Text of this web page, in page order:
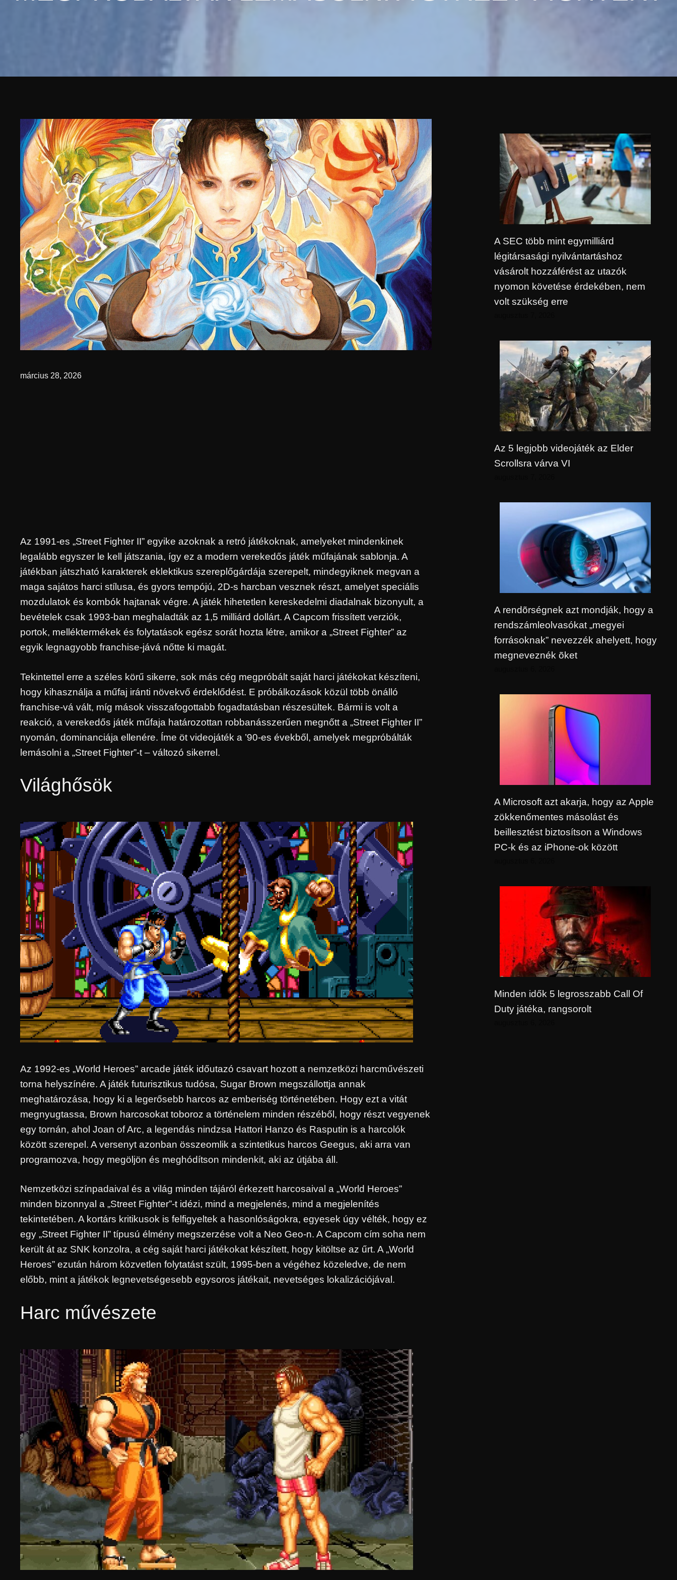
március 28, 2026
Az 1991-es „Street Fighter II” egyike azoknak a retró játékoknak, amelyeket mindenkinek
legalább egyszer le kell játszania, így ez a modern verekedős játék műfajának sablonja. A
játékban játszható karakterek eklektikus szereplőgárdája szerepelt, mindegyiknek megvan a
maga sajátos harci stílusa, és gyors tempójú, 2D-s harcban vesznek részt, amelyet speciális
mozdulatok és kombók hajtanak végre. A játék hihetetlen kereskedelmi diadalnak bizonyult, a
bevételek csak 1993-ban meghaladták az 1,5 milliárd dollárt. A Capcom frissített verziók,
portok, melléktermékek és folytatások egész sorát hozta létre, amikor a „Street Fighter” az
egyik legnagyobb franchise-jává nőtte ki magát.
Tekintettel erre a széles körű sikerre, sok más cég megpróbált saját harci játékokat készíteni,
hogy kihasználja a műfaj iránti növekvő érdeklődést. E próbálkozások közül több önálló
franchise-vá vált, míg mások visszafogottabb fogadtatásban részesültek. Bármi is volt a
reakció, a verekedős játék műfaja határozottan robbanásszerűen megnőtt a „Street Fighter II”
nyomán, dominanciája ellenére. Íme öt videojáték a ’90-es évekből, amelyek megpróbálták
lemásolni a „Street Fighter”-t – változó sikerrel.
Világhősök
Az 1992-es „World Heroes” arcade játék időutazó csavart hozott a nemzetközi harcművészeti
torna helyszínére. A játék futurisztikus tudósa, Sugar Brown megszállottja annak
meghatározása, hogy ki a legerősebb harcos az emberiség történetében. Hogy ezt a vitát
megnyugtassa, Brown harcosokat toboroz a történelem minden részéből, hogy részt vegyenek
egy tornán, ahol Joan of Arc, a legendás nindzsa Hattori Hanzo és Rasputin is a harcolók
között szerepel. A versenyt azonban összeomlik a szintetikus harcos Geegus, aki arra van
programozva, hogy megöljön és meghódítson mindenkit, aki az útjába áll.
Nemzetközi színpadaival és a világ minden tájáról érkezett harcosaival a „World Heroes”
minden bizonnyal a „Street Fighter”-t idézi, mind a megjelenés, mind a megjelenítés
tekintetében. A kortárs kritikusok is felfigyeltek a hasonlóságokra, egyesek úgy vélték, hogy ez
egy „Street Fighter II” típusú élmény megszerzése volt a Neo Geo-n. A Capcom cím soha nem
került át az SNK konzolra, a cég saját harci játékokat készített, hogy kitöltse az űrt. A „World
Heroes” ezután három közvetlen folytatást szült, 1995-ben a végéhez közeledve, de nem
előbb, mint a játékok legnevetségesebb egysoros játékait, nevetséges lokalizációjával.
Harc művészete
A SEC több mint egymilliárd
légitársasági nyilvántartáshoz
vásárolt hozzáférést az utazók
nyomon követése érdekében, nem
volt szükség erre
Az 5 legjobb videojáték az Elder
Scrollsra várva VI
A rendõrségnek azt mondják, hogy a
rendszámleolvasókat „megyei
forrásoknak” nevezzék ahelyett, hogy
megneveznék õket
A Microsoft azt akarja, hogy az Apple
zökkenőmentes másolást és
beillesztést biztosítson a Windows
PC-k és az iPhone-ok között
Minden idők 5 legrosszabb Call Of
Duty játéka, rangsorolt